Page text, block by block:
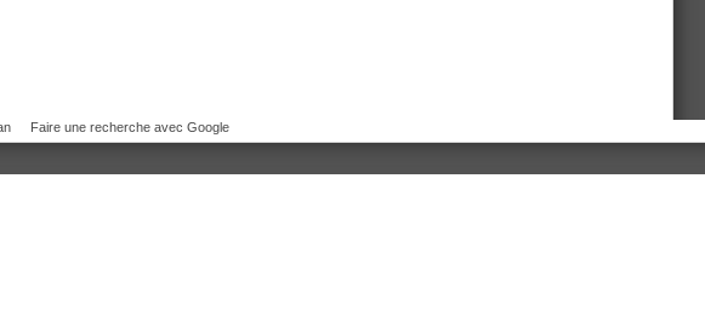
Faire une recherche avec Google